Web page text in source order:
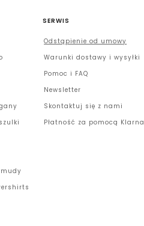
SERWIS
Odstąpienie od umowy
Warunki dostawy i wysyłki
Pomoc i FAQ
Newsletter
Skontaktuj się z nami
Płatność za pomocą Klarna